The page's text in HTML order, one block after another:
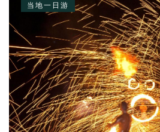
当地一日游